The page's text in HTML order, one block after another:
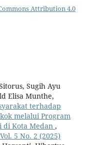
Attribution 4.0
Sugih Ayu
Elisa Munthe,
terhadap
melalui Program
di Kota Medan ,
5 No. 2 (2025)